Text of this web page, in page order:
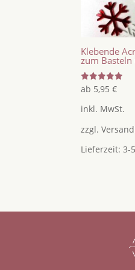
Klebende
zum
Bewertet
mit
von 5
ab 5,95€
inkl. MwSt.
zzgl.
Lieferzeit:3-